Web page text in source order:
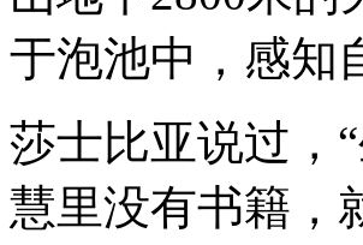
于泡池中，感知
莎士比亚说过， “
慧里没有书籍，